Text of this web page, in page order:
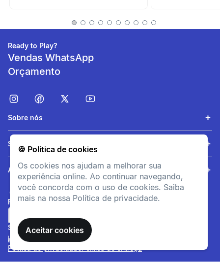
🍪 Política de cookies
Os cookies nos ajudam a melhorar sua
experiência online. Ao continuar navegando,
você concorda com o uso de cookies. Saiba
mais na nossa Política de privacidade.
Aceitar cookies
aquecido.
elástico para vestir com mais
facilidade.
Ready to Play?
Vendas WhatsApp
Orçamento
Sobre nós
Serviços
Ajuda
FORMAS DE PAGAMENTO
SITE SEGURO
Política de privacidadePolítica de entrega